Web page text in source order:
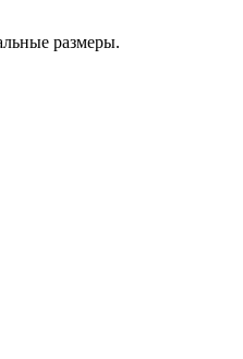
размеры.